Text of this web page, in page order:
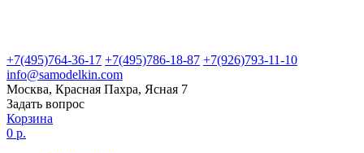
+7(495)764-36-17 +7(495)786-18-87 +7(926)793-11-10
info@samodelkin.com
Москва, Красная Пахра, Ясная 7
Задать вопрос
Корзина
0 р.